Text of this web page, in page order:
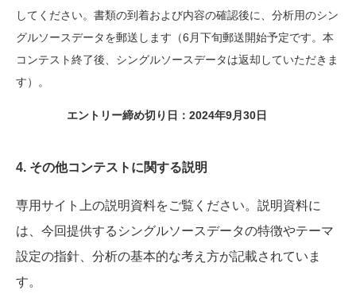
してください。書類の到着および内容の確認後に、分析用のシン
グルソースデータを郵送します（6月下旬郵送開始予定です。本
コンテスト終了後、シングルソースデータは返却していただきま
す）。
エントリー締め切り日：2024年9月30日
4. その他コンテストに関する説明
専用サイト上の説明資料をご覧ください。説明資料に
は、今回提供するシングルソースデータの特徴やテーマ
設定の指針、分析の基本的な考え方が記載されていま
す。